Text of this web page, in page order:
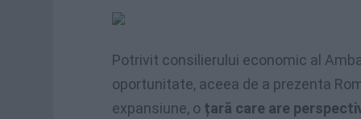
Potrivit consilierului economic al
oportunitate, aceea de a prezenta
expansiune, o țară care are